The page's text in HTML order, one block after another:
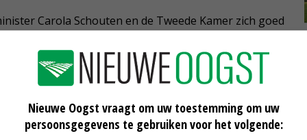
Carola Schouten en de Tweede Kamer zich goed
behouden blijven voor Nederland'. De
goed naast een verantwoordelijk natuurbeheer.
stallen
Nieuwe Oogst vraagt om uw toestemming om uw
persoonsgegevens te gebruiken voor het volgende: